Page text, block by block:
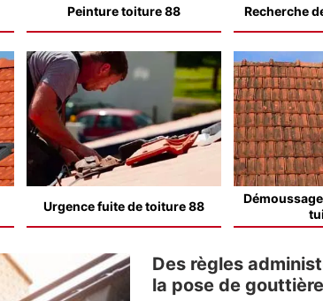
Peinture toiture 88 Recherche
Urgence fuite de toiture 88
Des règles
la pose de gouttière